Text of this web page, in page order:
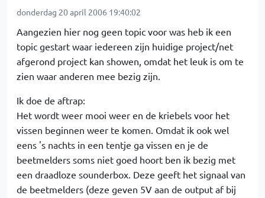
donderdag 20 april 2006 19:40:02
Aangezien hier nog geen topic voor was heb ik een
topic gestart waar iedereen zijn huidige project/net
afgerond project kan showen, omdat het leuk is om te
zien waar anderen mee bezig zijn.
Ik doe de aftrap:
Het wordt weer mooi weer en de kriebels voor het
vissen beginnen weer te komen. Omdat ik ook wel
eens 's nachts in een tentje ga vissen en je de
beetmelders soms niet goed hoort ben ik bezig met
een draadloze sounderbox. Deze geeft het signaal van
de beetmelders (deze geven 5V aan de output af bij